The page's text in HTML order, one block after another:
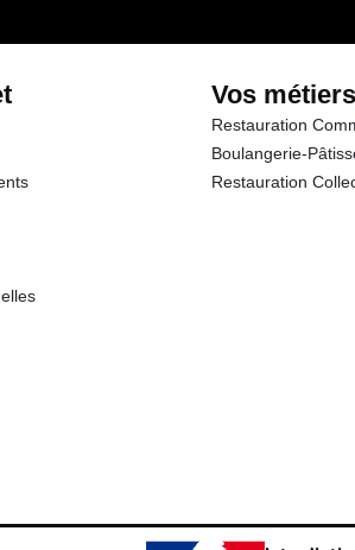
Vos métiers
Restauration
Boulangerie-
Restauration